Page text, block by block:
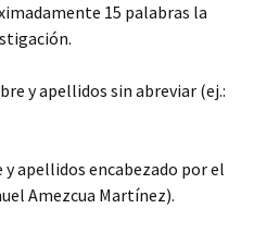
15 palabras la
y apellidos sin abreviar (ej.:
y apellidos encabezado por el
Amezcua Martínez).